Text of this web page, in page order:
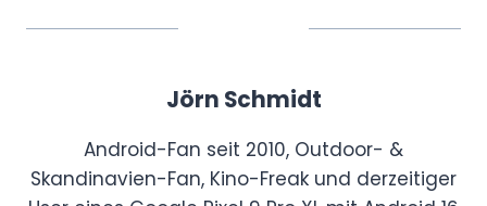
Jörn Schmidt
Android-Fan seit 2010, Outdoor- &
Skandinavien-Fan, Kino-Freak und derzeitiger